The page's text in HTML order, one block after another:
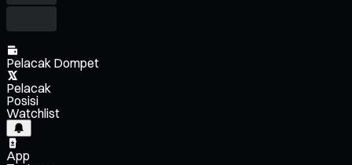
Pelacak Dompet
Pelacak
Posisi
Watchlist
App